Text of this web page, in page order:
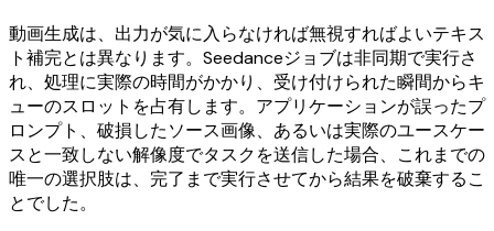
動画生成は、出力が気に入らなければ無視すればよいテキス
ト補完とは異なります。Seedanceジョブは非同期で実行さ
れ、処理に実際の時間がかかり、受け付けられた瞬間からキ
ューのスロットを占有します。アプリケーションが誤ったプ
ロンプト、破損したソース画像、あるいは実際のユースケー
スと一致しない解像度でタスクを送信した場合、これまでの
唯一の選択肢は、完了まで実行させてから結果を破棄するこ
とでした。